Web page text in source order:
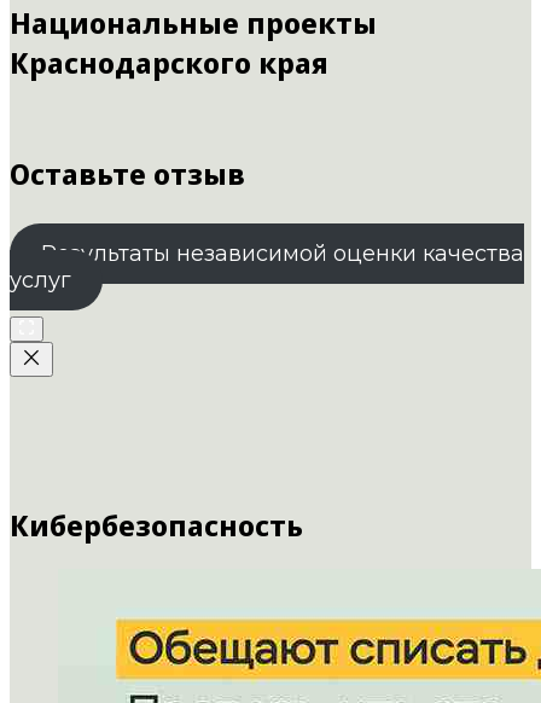
Национальные проекты
Краснодарского края
Оставьте отзыв
Результаты независимой оценки качества
услуг
Кибербезопасность